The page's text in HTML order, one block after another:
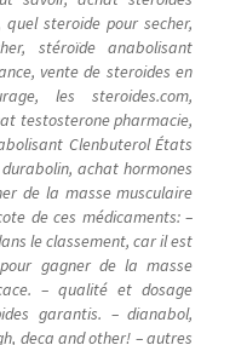
steroide pour secher,
stéroïde anabolisant
vente de steroides en
les steroides.com,
testosterone pharmacie,
Clenbuterol États
achat hormones
de la masse musculaire
de ces médicaments: –
le classement, car il est
gagner de la masse
– qualité et dosage
garantis. – dianabol,
deca and other! – autres